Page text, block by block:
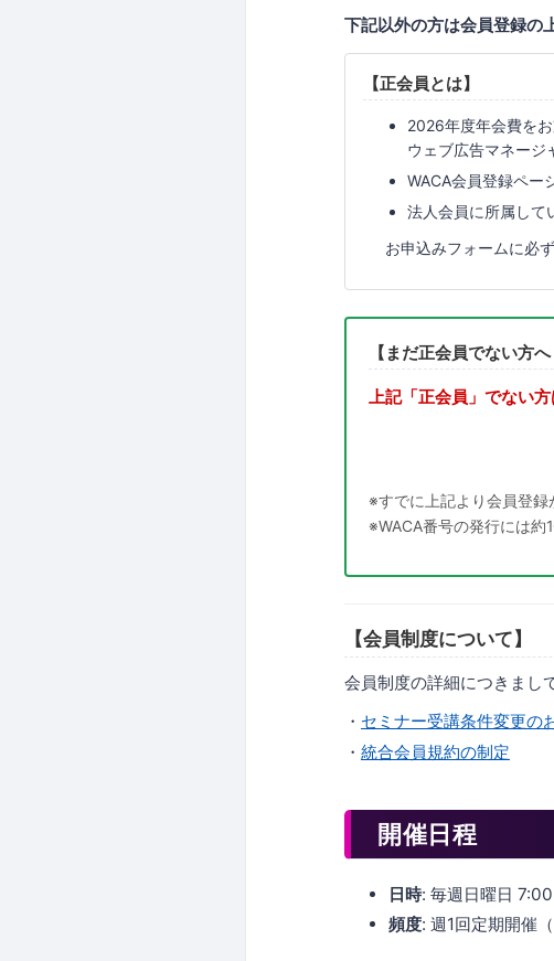
下記以外の方は会員登録の
【正会員とは】
2026年度年会費を
ウェブ広告マネージ
WACA会員登録ペー
法人会員に所属して
お申込みフォームに必
【まだ正会員でない方へ
上記「正会員」でない
※すでに上記より会員登録
※WACA番号の発行には約
【会員制度について】
会員制度の詳細につきまし
・ セミナー受講条件変更の
・ 統合会員規約の制定
開催日程
日時: 毎週日曜日
頻度: 週1回定期開催（